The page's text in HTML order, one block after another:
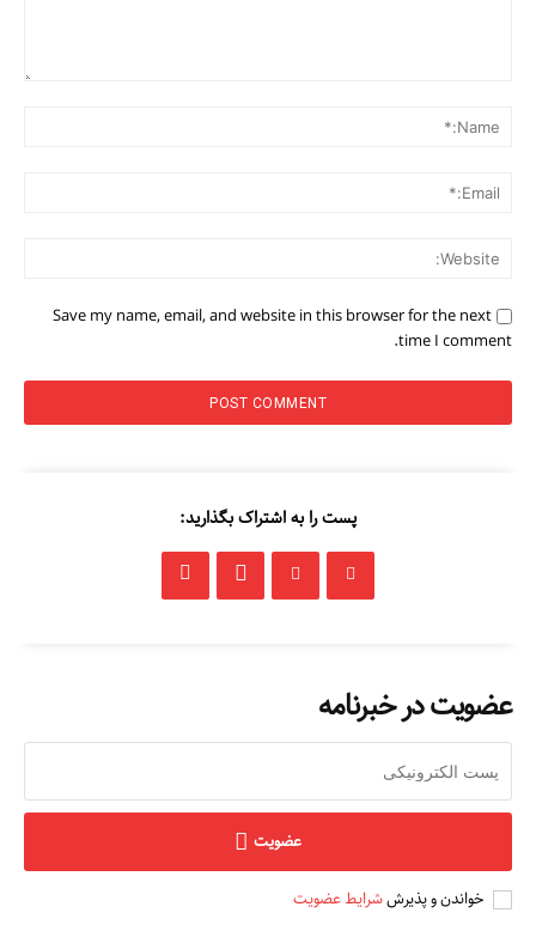
Save my name, email, and website in this browser for the next
time I comment.
پست را به اشتراک بگذارید:
عضویت در خبرنامه
عضویت
خواندن و پذیرششرایط عضویت